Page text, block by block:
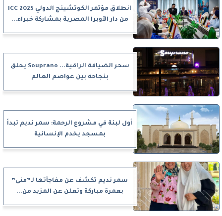
انطلاق مؤتمر الكوتشينج الدولي ICC 2025
من دار الأوبرا المصرية بمشاركة خبراء...
سحر الضيافة الراقية... Souprano يحلق
بنجاحه بين عواصم العالم
أول لبنة في مشروع الرحمة: سمر نديم تبدأ
بمسجد يخدم الإنسانية
سمر نديم تكشف عن مفاجأتها لـ”منى”
بعمرة مباركة وتعلن عن المزيد من...